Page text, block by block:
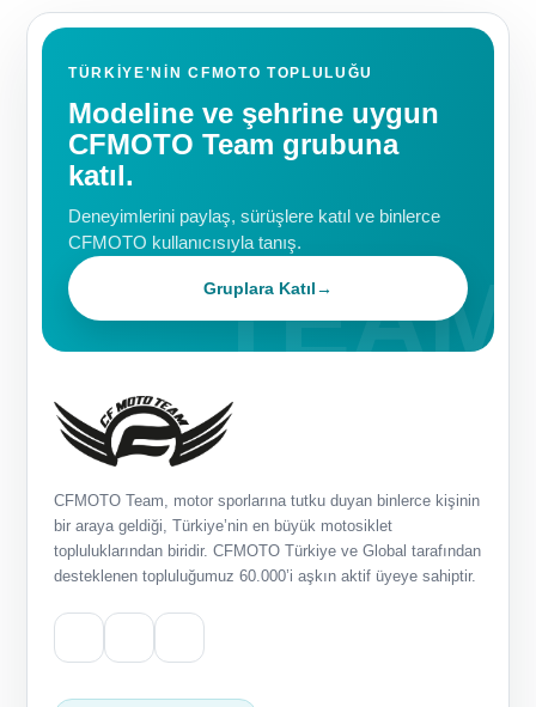
TÜRKIYE'NIN CFMOTO TOPLULUĞU
Modeline ve şehrine uygun
CFMOTO Team grubuna
katıl.
Deneyimlerini paylaş, sürüşlere katıl ve binlerce
CFMOTO kullanıcısıyla tanış.
Gruplara Katıl→
CFMOTO Team, motor sporlarına tutku duyan binlerce kişinin
bir araya geldiği, Türkiye’nin en büyük motosiklet
topluluklarından biridir. CFMOTO Türkiye ve Global tarafından
desteklenen topluluğumuz 60.000’i aşkın aktif üyeye sahiptir.